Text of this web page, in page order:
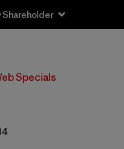
Shareholder
Specials